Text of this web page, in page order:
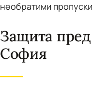
необратими
Защита
София